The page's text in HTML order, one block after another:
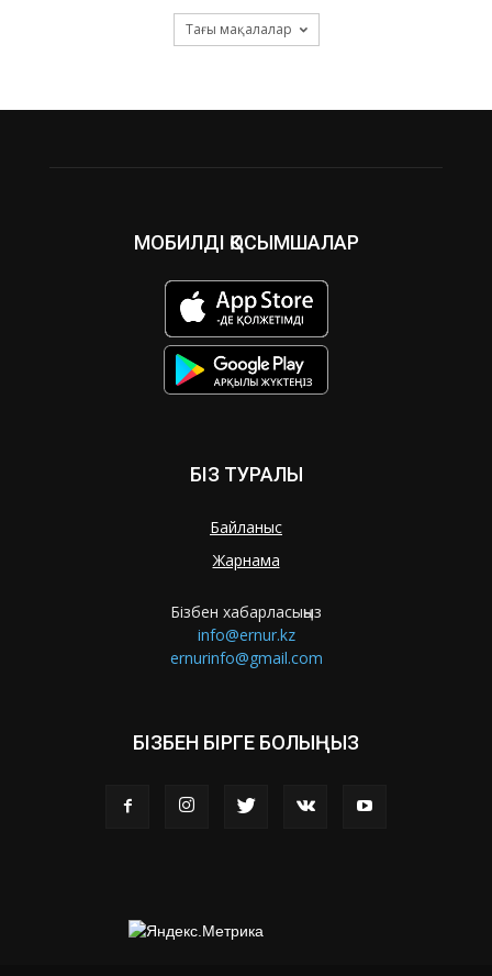
Тағы мақалалар
МОБИЛДІ ҚОСЫМШАЛАР
БІЗ ТУРАЛЫ
Байланыс
Жарнама
Бізбен хабарласыңыз
info@ernur.kz
ernurinfo@gmail.com
БІЗБЕН БІРГЕ БОЛЫҢЫЗ